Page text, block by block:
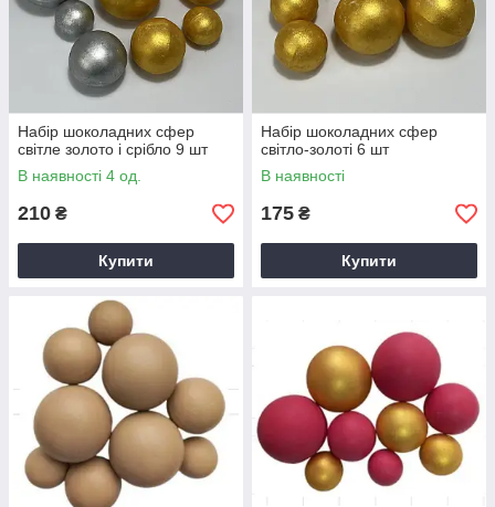
Набір шоколадних сфер
світле золото і срібло 9 шт
В наявності 4 од.
210 ₴
Купити
Набір шоколадних сфер
світло-золоті 6 шт
В наявності
175 ₴
Купити